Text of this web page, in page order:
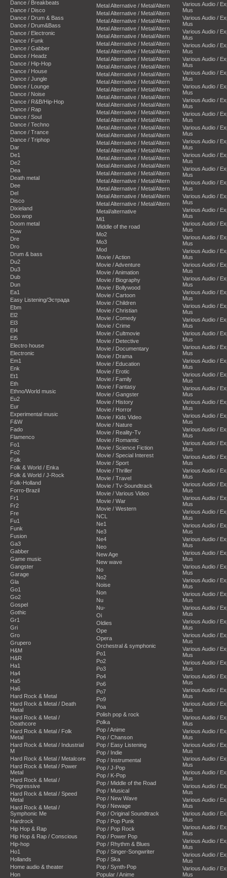
Dance / Breakbeats
Dance / Disco
Dance / Drum & Bass
Dance / Drum&Bass
Dance / Electronic
Dance / Funk
Dance / Gabber
Dance / Headz
Dance / Hip-Hop
Dance / House
Dance / Jungle
Dance / Lounge
Dance / Noise
Dance / R&B/Hip-Hop
Dance / Rap
Dance / Soul
Dance / Techno
Dance / Trance
Dance / Triphop
Dar
De1
De2
Dea
Death metal
Dee
Del
Disco
Dixieland
Doo wop
Doom metal
Dow
Dre
Dro
Drum & bass
Du2
Du3
Dub
Dun
Ea1
Easy Listening/Эстрада
Ebm
El2
El3
El4
El5
Electro house
Electronic
Em1
Enk
Et1
Eth
Ethno/World music
Eu2
Eur
Experimental music
F&W
Fado
Flamenco
Fo1
Fo2
Folk
Folk & World / Enka
Folk & World / J-Rock
Folk-Holland
Forro-Brazil
Fr1
Fr2
Fre
Fu1
Funk
Fusion
Ga3
Gabber
Game music
Gangster
Garage
Gla
Go1
Go2
Gospel
Gothic
Gr1
Gri
Gro
Grupero
H&M
H&R
Ha1
Ha4
Ha5
Ha6
Hard Rock & Metal
Hard Rock & Metal / Death
Metal
Hard Rock & Metal /
Deathcore
Hard Rock & Metal / Folk
Metal
Hard Rock & Metal / Industrial
M
Hard Rock & Metal / Metalcore
Hard Rock & Metal / Power
Metal
Hard Rock & Metal /
Progressive
Hard Rock & Metal / Speed
Metal
Hard Rock & Metal /
Symphonic Me
Hardrock
Hip Hop & Rap
Hip Hop & Rap / Conscious
Hip-hop
Ho1
Hollands
Home audio & theater
Hon
Metal Alternative / Metal/Altern
Metal Alternative / Metal/Altern
Metal Alternative / Metal/Altern
Metal Alternative / Metal/Altern
Metal Alternative / Metal/Altern
Metal Alternative / Metal/Altern
Metal Alternative / Metal/Altern
Metal Alternative / Metal/Altern
Metal Alternative / Metal/Altern
Metal Alternative / Metal/Altern
Metal Alternative / Metal/Altern
Metal Alternative / Metal/Altern
Metal Alternative / Metal/Altern
Metal Alternative / Metal/Altern
Metal Alternative / Metal/Altern
Metal Alternative / Metal/Altern
Metal Alternative / Metal/Altern
Metal Alternative / Metal/Altern
Metal Alternative / Metal/Altern
Metal Alternative / Metal/Altern
Metal Alternative / Metal/Altern
Metal Alternative / Metal/Altern
Metal Alternative / Metal/Altern
Metal Alternative / Metal/Altern
Metal Alternative / Metal/Altern
Metal Alternative / Metal/Altern
Metal Alternative / Metal/Altern
Metal/alternative
Mi1
Middle of the road
Mo2
Mo3
Mod
Movie / Action
Movie / Adventure
Movie / Animation
Movie / Biography
Movie / Bollywood
Movie / Cartoon
Movie / Children
Movie / Christian
Movie / Comedy
Movie / Crime
Movie / Cultmovie
Movie / Detective
Movie / Documentary
Movie / Drama
Movie / Education
Movie / Erotic
Movie / Family
Movie / Fantasy
Movie / Gangster
Movie / History
Movie / Horror
Movie / Kids Video
Movie / Nature
Movie / Reality-Tv
Movie / Romantic
Movie / Science Fiction
Movie / Special Interest
Movie / Sport
Movie / Thriller
Movie / Travel
Movie / Tv-Soundtrack
Movie / Various Video
Movie / War
Movie / Western
NCL
Ne1
Ne3
Ne4
Neo
New Age
New wave
No
No2
Noise
Non
Nu
Nu-
Oi
Oldies
Ope
Opera
Orchestral & symphonic
Po1
Po2
Po3
Po4
Po6
Po7
Po9
Poa
Polish pop & rock
Polka
Pop / Anime
Pop / Chanson
Pop / Easy Listening
Pop / Indie
Pop / Instrumental
Pop / J-Pop
Pop / K-Pop
Pop / Middle of the Road
Pop / Musical
Pop / New Wave
Pop / Newage
Pop / Original Soundtrack
Pop / Pop Punk
Pop / Pop Rock
Pop / Power Pop
Pop / Rhythm & Blues
Pop / Singer-Songwriter
Pop / Ska
Pop / Synth-Pop
Popular / Anime
Various Audio /
Mus
Various Audio /
Mus
Various Audio /
Mus
Various Audio /
Mus
Various Audio /
Mus
Various Audio /
Mus
Various Audio /
Mus
Various Audio /
Mus
Various Audio /
Mus
Various Audio /
Mus
Various Audio /
Mus
Various Audio /
Mus
Various Audio /
Mus
Various Audio /
Mus
Various Audio /
Mus
Various Audio /
Mus
Various Audio /
Mus
Various Audio /
Mus
Various Audio /
Mus
Various Audio /
Mus
Various Audio /
Mus
Various Audio /
Mus
Various Audio /
Mus
Various Audio /
Mus
Various Audio /
Mus
Various Audio /
Mus
Various Audio /
Mus
Various Audio /
Mus
Various Audio /
Mus
Various Audio /
Mus
Various Audio /
Mus
Various Audio /
Mus
Various Audio /
Mus
Various Audio /
Mus
Various Audio /
Mus
Various Audio /
Mus
Various Audio /
Mus
Various Audio /
Mus
Various Audio /
Mus
Various Audio /
Mus
Various Audio /
Mus
Various Audio /
Mus
Various Audio /
Mus
Various Audio /
Mus
Various Audio /
Mus
Various Audio /
Mus
Various Audio /
Mus
Various Audio /
Mus
Various Audio /
Mus
Various Audio /
Mus
Various Audio /
Mus
Various Audio /
Mus
Various Audio /
Mus
Various Audio /
Mus
Various Audio /
Mus
Various Audio /
Mus
Various Audio /
Mus
Various Audio /
Mus
Various Audio /
Mus
Various Audio /
Mus
Various Audio /
Mus
Various Audio /
Mus
Various Audio /
Mus
Various Audio /
Mus